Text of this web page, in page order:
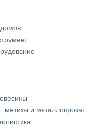
метизы и металлопрокат